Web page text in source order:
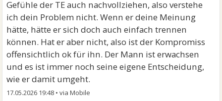
Gefühle der TE auch nachvollziehen, also verstehe
ich dein Problem nicht. Wenn er deine Meinung
hätte, hätte er sich doch auch einfach trennen
können. Hat er aber nicht, also ist der Kompromiss
offensichtlich ok für ihn. Der Mann ist erwachsen
und es ist immer noch seine eigene Entscheidung,
wie er damit umgeht.
17.05.2026 19:48 •